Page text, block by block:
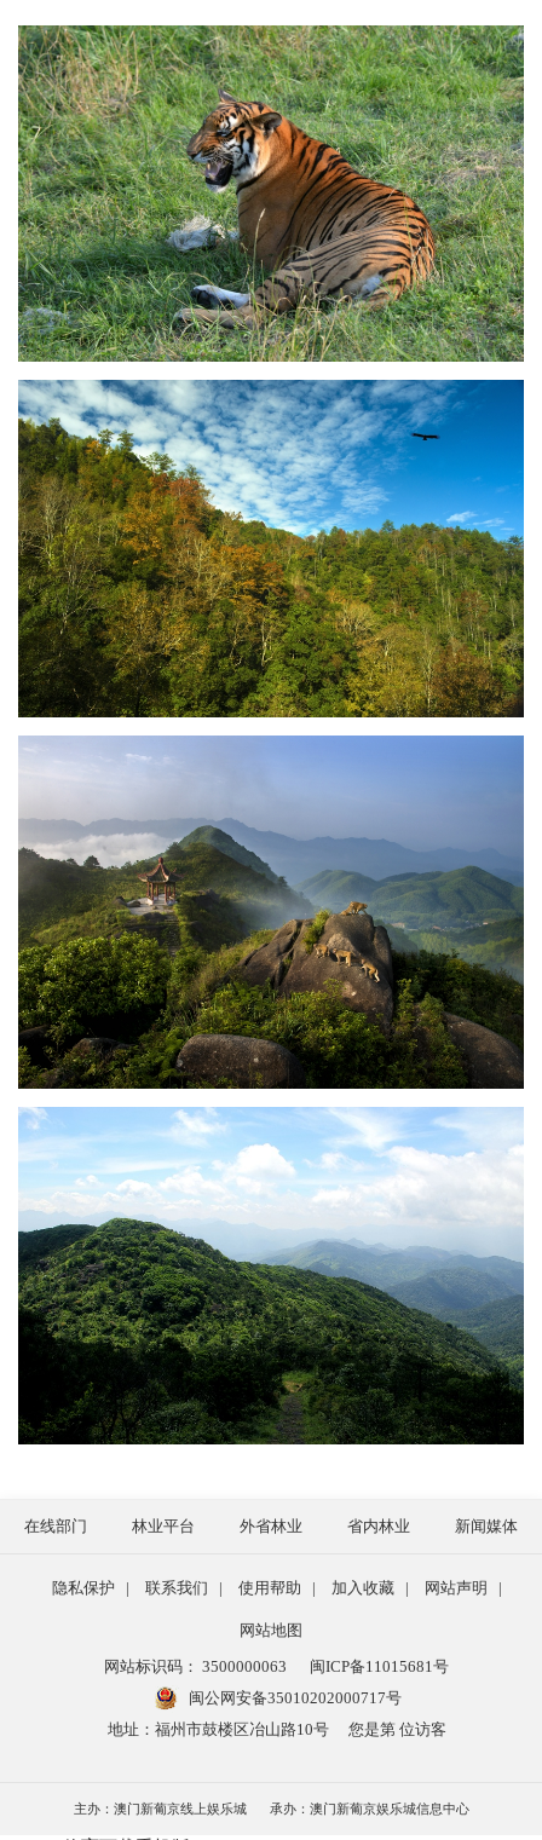
在线部门 林业平台 外省林业 省内林业 新闻媒体
隐私保护 | 联系我们 | 使用帮助 | 加入收藏 | 网站声明 |
网站地图
网站标识码： 3500000063
闽ICP备11015681号
闽公网安备35010202000717号
地址：福州市鼓楼区冶山路10号
您是第 位访客
主办：澳门新葡京线上娱乐城 承办：澳门新葡京娱乐城信息中心